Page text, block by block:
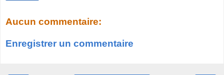
Aucun commentaire:
Enregistrer un commentaire